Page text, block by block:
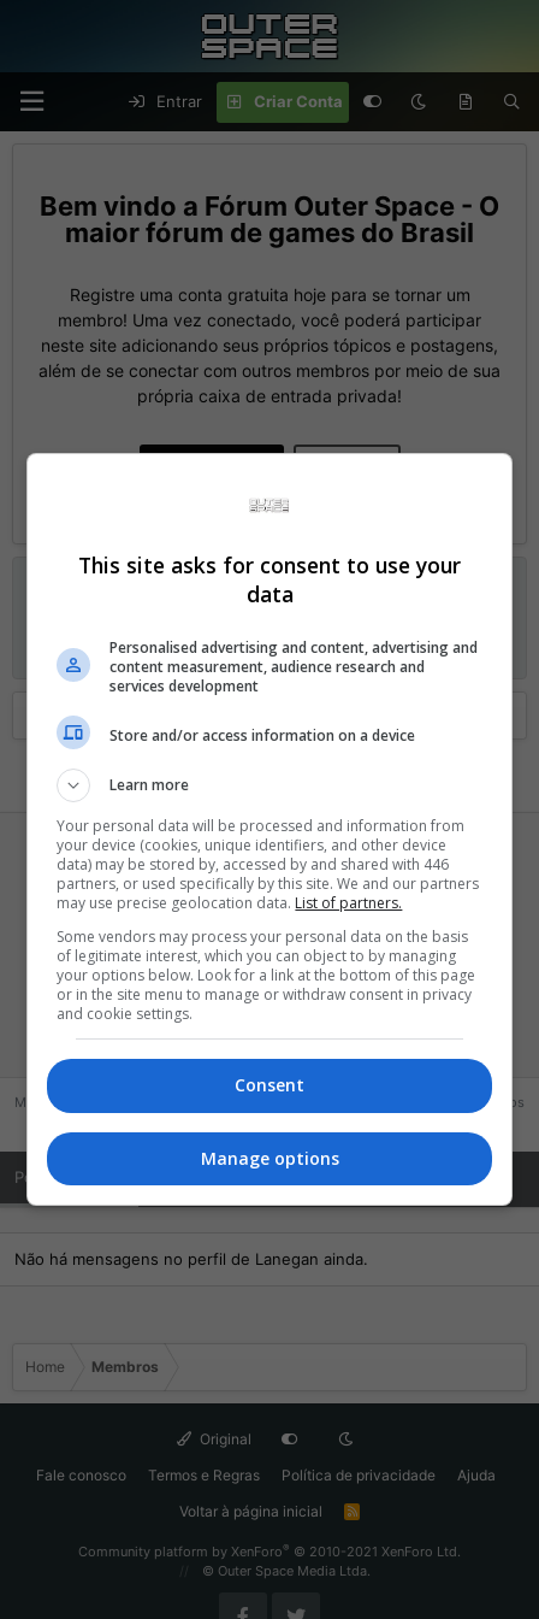
Entrar Criar Conta
Fórum Outer Space - O
maior fórum de games do Brasil
Registre uma conta gratuita hoje para se tornar um
membro! Uma vez conectado, você poderá participar
neste site adicionando seus próprios tópicos e postagens,
além de se conectar com outros membros por meio de sua
própria caixa de entrada privada!
Anunciando os planos GOLD no Fórum Outer Space
Visitante, agora você pode ajudar o Fórum Outer Space e
anúncios
edois temas exclusivos. Veja os detalhesaqui.
Home
L
Lanegan
Novato ·36
Registrado
Mensagens Pontos
Posts de Perfil Sobre Mim
Não há mensagens no perfil de Lanegan ainda.
Home Membros
Original
Fale conosco
Termos e Regras Política de privacidade
Ajuda
Voltar à página inicial
R
Community platform by XenForo® © 2010-2021 XenForo Ltd.
© Outer Space Media Ltda.
This site asks for consent to use your
data
Personalised advertising and content, advertising and
content measurement, audience research and
services development
Store and/or access information on a device
Learn more
Your personal data will be processed and information from
your device (cookies, unique identifiers, and other device
data) may be stored by, accessed by and shared with 446
partners, or used specifically by this site. We and our partners
may use precise geolocation data. List of partners.
Some vendors may process your personal data on the basis
of legitimate interest, which you can object to by managing
your options below. Look for a link at the bottom of this page
or in the site menu to manage or withdraw consent in privacy
and cookie settings.
Consent
Manage options